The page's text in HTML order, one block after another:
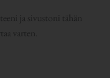
ja sivustoni tähän
varten.